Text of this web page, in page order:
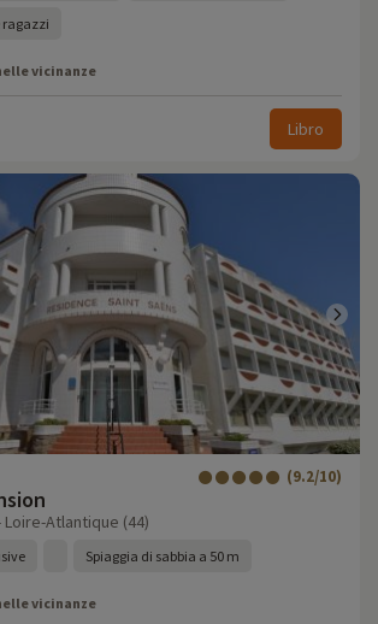
ragazzi
vicinanze
Libro
(9.2/10)
Loire-Atlantique (44)
Spiaggia di sabbia a 50 m
vicinanze